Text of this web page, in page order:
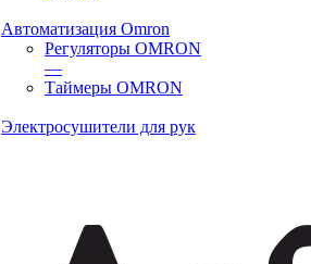
Автоматизация Omron
Регуляторы OMRON
—
Таймеры OMRON
Электросушители для рук